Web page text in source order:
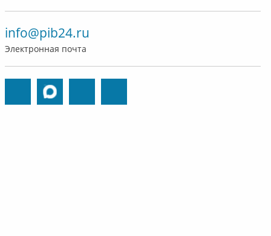
info@pib24.ru
Электронная почта